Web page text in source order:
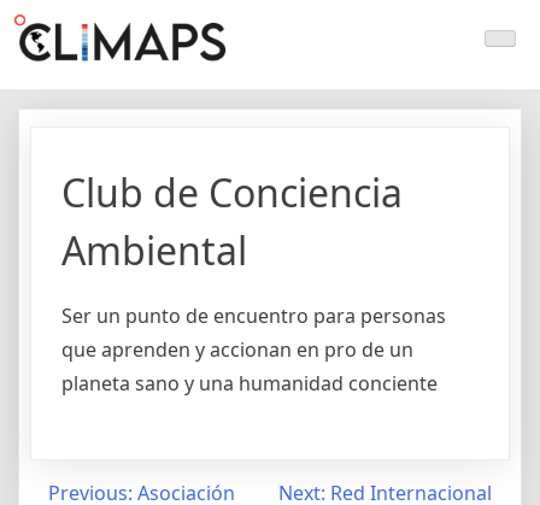
Skip
Climaps.org
Mapas de acción climática en Latinoamérica y el caribe
Club de Conciencia
Ambiental
Ser un punto de encuentro para personas
que aprenden y accionan en pro de un
planeta sano y una humanidad conciente
Previous: Asociación
Next: Red Internacional